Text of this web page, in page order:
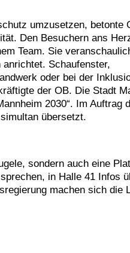
umzusetzen, betonte
Den Besuchern ans
Team. Sie
Schaufenster,
oder bei der
der OB. Die Stadt
2030“. Im Auftrag
übersetzt.
sondern auch eine
in Halle 41 Infos
machen sich die